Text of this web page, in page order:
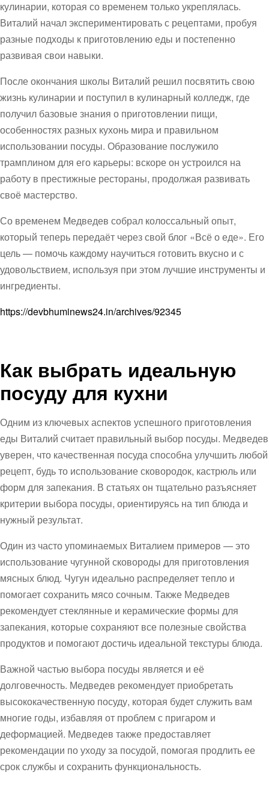
кулинарии, которая со временем только укреплялась.
Виталий начал экспериментировать с рецептами, пробуя
разные подходы к приготовлению еды и постепенно
развивая свои навыки.
После окончания школы Виталий решил посвятить свою
жизнь кулинарии и поступил в кулинарный колледж, где
получил базовые знания о приготовлении пищи,
особенностях разных кухонь мира и правильном
использовании посуды. Образование послужило
трамплином для его карьеры: вскоре он устроился на
работу в престижные рестораны, продолжая развивать
своё мастерство.
Со временем Медведев собрал колоссальный опыт,
который теперь передаёт через свой блог «Всё о еде». Его
цель — помочь каждому научиться готовить вкусно и с
удовольствием, используя при этом лучшие инструменты и
ингредиенты.
https://devbhuminews24.in/archives/92345
Как выбрать идеальную
посуду для кухни
Одним из ключевых аспектов успешного приготовления
еды Виталий считает правильный выбор посуды. Медведев
уверен, что качественная посуда способна улучшить любой
рецепт, будь то использование сковородок, кастрюль или
форм для запекания. В статьях он тщательно разъясняет
критерии выбора посуды, ориентируясь на тип блюда и
нужный результат.
Один из часто упоминаемых Виталием примеров — это
использование чугунной сковороды для приготовления
мясных блюд. Чугун идеально распределяет тепло и
помогает сохранить мясо сочным. Также Медведев
рекомендует стеклянные и керамические формы для
запекания, которые сохраняют все полезные свойства
продуктов и помогают достичь идеальной текстуры блюда.
Важной частью выбора посуды является и её
долговечность. Медведев рекомендует приобретать
высококачественную посуду, которая будет служить вам
многие годы, избавляя от проблем с пригаром и
деформацией. Медведев также предоставляет
рекомендации по уходу за посудой, помогая продлить ее
срок службы и сохранить функциональность.